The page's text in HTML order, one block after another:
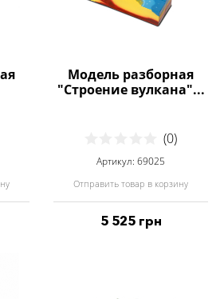
Модель разборная
"Строение вулкана"...
(0)
Артикул: 69025
Отправить товар в корзину
5 525 грн